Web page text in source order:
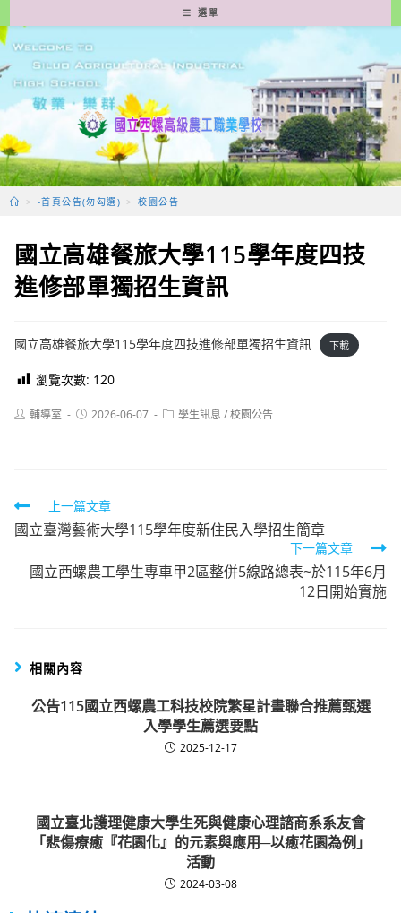
轉
至
要
容
選單
> -首頁公告(勿勾選) > 校園公告
國立高雄餐旅大學115學年度四技
進修部單獨招生資訊
國立高雄餐旅大學115學年度四技進修部單獨招生資訊 下載
瀏覽次數: 120
Post輔導室
Post2026-06-07
Post學生訊息 /校園公告
Read
more
articles
上一篇文章
國立臺灣藝術大學115學年度新住民入學招生簡章
下一篇文章
國立西螺農工學生專車甲2區整併5線路總表~於115年6月
12日開始實施
相關內容
公告115國立西螺農工科技校院繁星計畫聯合推薦甄選
入學學生薦選要點
2025-12-17
國立臺北護理健康大學生死與健康心理諮商系系友會
「悲傷療癒『花園化』的元素與應用─以癒花園為例」
活動
2024-03-08